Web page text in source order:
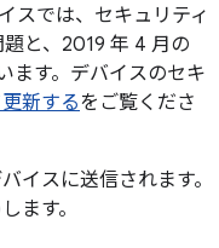
スでは、セキュリティ
と、2019 年 4 月の
ます。デバイスのセキ
新するをご覧くださ
イスに送信されます。
ます。